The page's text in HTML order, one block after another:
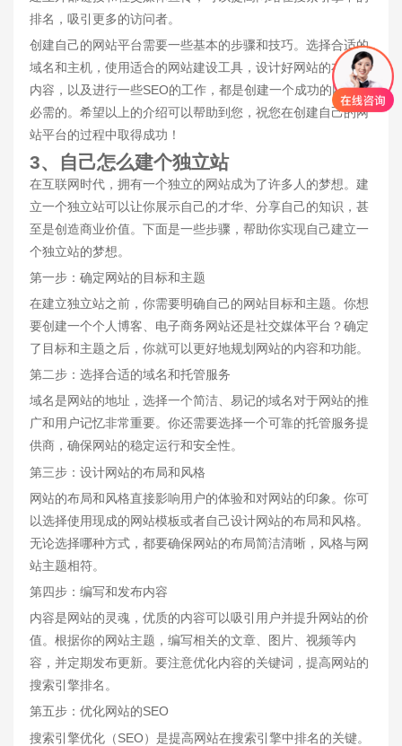
排名，吸引更多的访问者。
创建自己的网站平台需要一些基本的步骤和技巧。选择合适的
域名和主机，使用适合的网站建设工具，设计好网站的布局和
内容，以及进行一些SEO的工作，都是创建一个成功的网站所
必需的。希望以上的介绍可以帮助到您，祝您在创建自己的网
站平台的过程中取得成功！
3、自己怎么建个独立站
在互联网时代，拥有一个独立的网站成为了许多人的梦想。建
立一个独立站可以让你展示自己的才华、分享自己的知识，甚
至是创造商业价值。下面是一些步骤，帮助你实现自己建立一
个独立站的梦想。
第一步：确定网站的目标和主题
在建立独立站之前，你需要明确自己的网站目标和主题。你想
要创建一个个人博客、电子商务网站还是社交媒体平台？确定
了目标和主题之后，你就可以更好地规划网站的内容和功能。
第二步：选择合适的域名和托管服务
域名是网站的地址，选择一个简洁、易记的域名对于网站的推
广和用户记忆非常重要。你还需要选择一个可靠的托管服务提
供商，确保网站的稳定运行和安全性。
第三步：设计网站的布局和风格
网站的布局和风格直接影响用户的体验和对网站的印象。你可
以选择使用现成的网站模板或者自己设计网站的布局和风格。
无论选择哪种方式，都要确保网站的布局简洁清晰，风格与网
站主题相符。
第四步：编写和发布内容
内容是网站的灵魂，优质的内容可以吸引用户并提升网站的价
值。根据你的网站主题，编写相关的文章、图片、视频等内
容，并定期发布更新。要注意优化内容的关键词，提高网站的
搜索引擎排名。
第五步：优化网站的SEO
搜索引擎优化（SEO）是提高网站在搜索引擎中排名的关键。